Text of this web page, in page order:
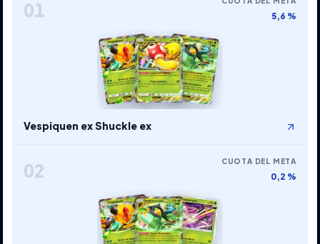
01 5,6 %
Vespiquen ex Shuckle ex
02 CUOTA DEL META
0,2 %